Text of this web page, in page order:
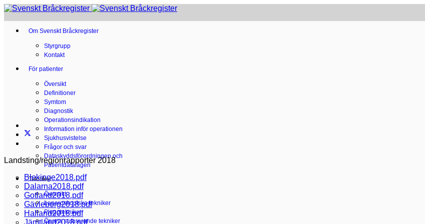
Om Svenskt Bråckregister
Styrgrupp
Kontakt
För patienter
Översikt
Definitioner
Symtom
Diagnostik
Operationsindikation
Information inför operationen
Sjukhusvistelse
Frågor och svar
Dataskyddsförordningen och
Patientdatalagen
Tekniker
Översikt
Laparoskopiska tekniker
Pluggtekniker
Öppna suturerande tekniker
Landsting/regionrapporter 2018
Blekinge2018.pdf
Dalarna2018.pdf
Gotland2018.pdf
Gävleborg2018.pdf
Halland2018.pdf
Jämtland2018.pdf